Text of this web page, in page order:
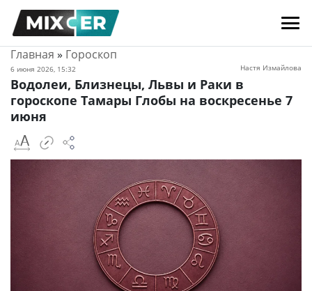
Главная » Гороскоп
6 июня 2026, 15:32 Настя Измайлова
Водолеи, Близнецы, Львы и Раки в
гороскопе Тамары Глобы на воскресенье 7
июня